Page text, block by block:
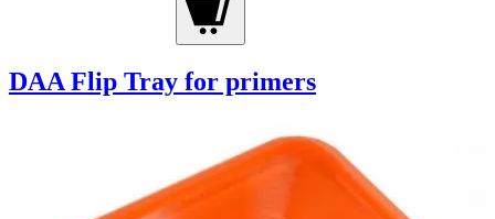
DAA Flip Tray for primers